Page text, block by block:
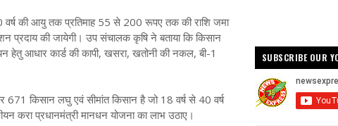
आयु तक प्रतिमाह 55 से 200 रूपए तक की राशि जमा
प्रदाय की जायेगी। उप संचालक कृषि ने बताया कि किसान
हेतु आधार कार्ड की कापी, खसरा, खतोनी की नकल, बी-1
लघु एवं सीमांत किसान है जो 18 वर्ष से 40 वर्ष
करा प्रधानमंत्री मानधन योजना का लाभ उठाए।
SUBSCRIBE OUR